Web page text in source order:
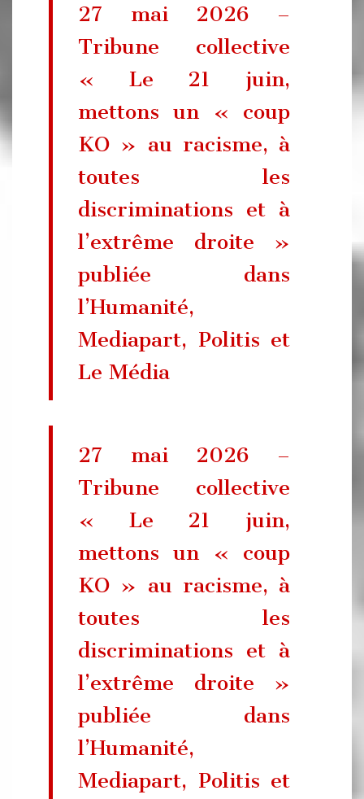
27 mai 2026 –
Tribune collective
« Le 21 juin,
mettons un « coup
KO » au racisme, à
toutes les
discriminations et à
l’extrême droite »
publiée dans
l’Humanité,
Mediapart, Politis et
Le Média
27 mai 2026 –
Tribune collective
« Le 21 juin,
mettons un « coup
KO » au racisme, à
toutes les
discriminations et à
l’extrême droite »
publiée dans
l’Humanité,
Mediapart, Politis et